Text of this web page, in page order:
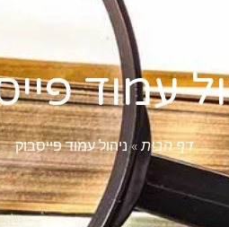
עמוד
דף הבית »ניהול עמוד פייסבוק